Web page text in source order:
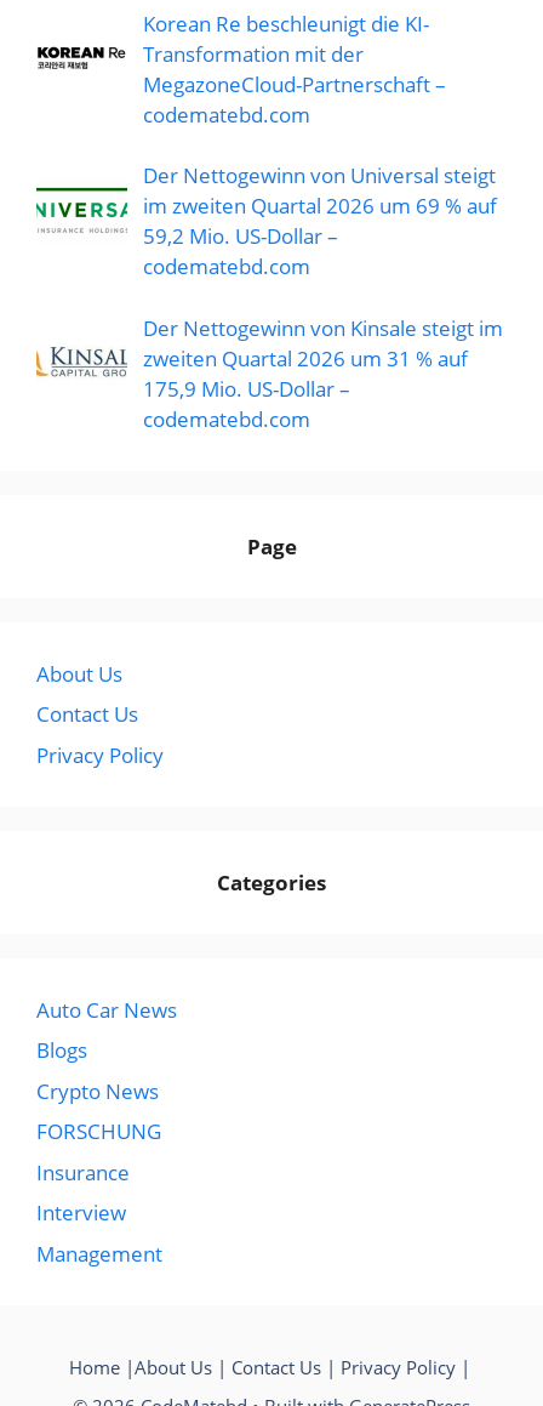
Korean Re beschleunigt die KI-
Transformation mit der
MegazoneCloud-Partnerschaft –
codematebd.com
Der Nettogewinn von Universal steigt
im zweiten Quartal 2026 um 69 % auf
59,2 Mio. US-Dollar –
codematebd.com
Der Nettogewinn von Kinsale steigt im
zweiten Quartal 2026 um 31 % auf
175,9 Mio. US-Dollar –
codematebd.com
Page
About Us
Contact Us
Privacy Policy
Categories
Auto Car News
Blogs
Crypto News
FORSCHUNG
Insurance
Interview
Management
Home|About Us| Contact Us| Privacy Policy|